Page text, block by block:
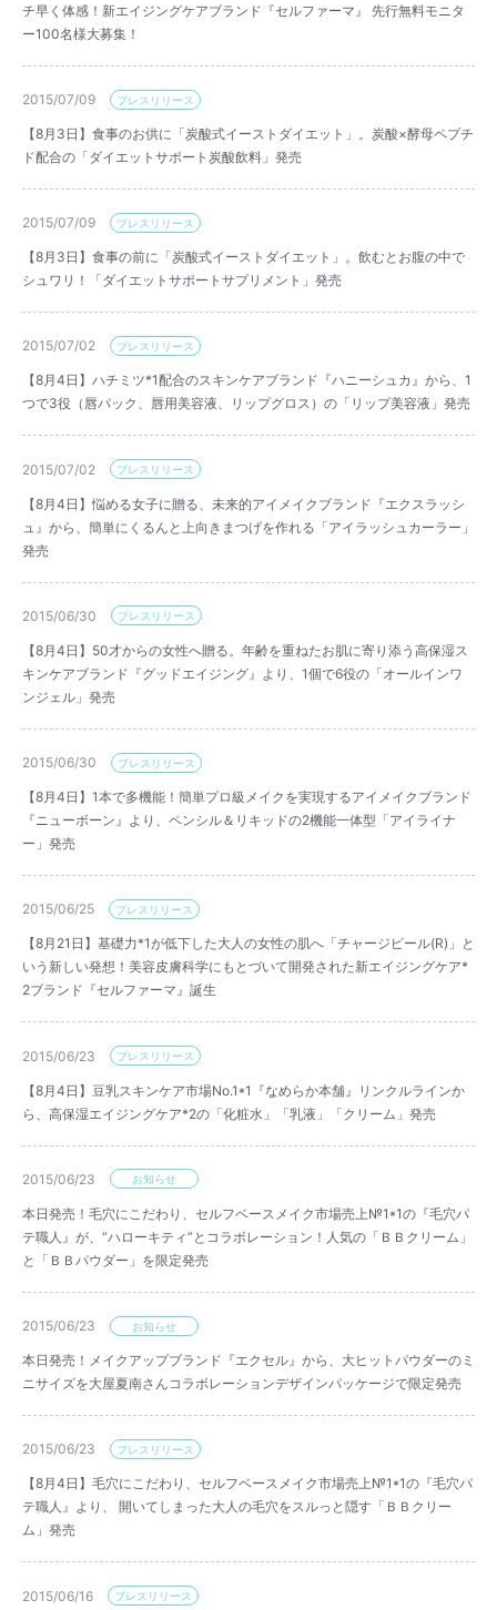
チ早く体感！新エイジングケアブランド『セルファーマ』 先行無料モニタ
ー100名様大募集！
2015/07/09 プレスリリース
【8月3日】食事のお供に「炭酸式イーストダイエット」。炭酸×酵母ペプチ
ド配合の「ダイエットサポート炭酸飲料」発売
2015/07/09 プレスリリース
【8月3日】食事の前に「炭酸式イーストダイエット」。飲むとお腹の中で
シュワリ！「ダイエットサポートサプリメント」発売
2015/07/02 プレスリリース
【8月4日】ハチミツ*1配合のスキンケアブランド『ハニーシュカ』から、1
つで3役（唇パック、唇用美容液、リップグロス）の「リップ美容液」発売
2015/07/02 プレスリリース
【8月4日】悩める女子に贈る、未来的アイメイクブランド『エクスラッシ
ュ』から、簡単にくるんと上向きまつげを作れる「アイラッシュカーラー」
発売
2015/06/30 プレスリリース
【8月4日】50才からの女性へ贈る。年齢を重ねたお肌に寄り添う高保湿ス
キンケアブランド『グッドエイジング』より、1個で6役の「オールインワ
ンジェル」発売
2015/06/30 プレスリリース
【8月4日】1本で多機能！簡単プロ級メイクを実現するアイメイクブランド
『ニューボーン』より、ペンシル＆リキッドの2機能一体型「アイライナ
ー」発売
2015/06/25 プレスリリース
【8月21日】基礎力*1が低下した大人の女性の肌へ「チャージピール(R)」と
いう新しい発想！美容皮膚科学にもとづいて開発された新エイジングケア*
2ブランド『セルファーマ』誕生
2015/06/23 プレスリリース
【8月4日】豆乳スキンケア市場No.1*1『なめらか本舗』リンクルラインか
ら、高保湿エイジングケア*2の「化粧水」「乳液」「クリーム」発売
2015/06/23 お知らせ
本日発売！毛穴にこだわり、セルフベースメイク市場売上№1*1の『毛穴パ
テ職人』が、“ハローキティ”とコラボレーション！人気の「ＢＢクリーム」
と「ＢＢパウダー」を限定発売
2015/06/23 お知らせ
本日発売！メイクアップブランド『エクセル』から、大ヒットパウダーのミ
ニサイズを大屋夏南さんコラボレーションデザインパッケージで限定発売
2015/06/23 プレスリリース
【8月4日】毛穴にこだわり、セルフベースメイク市場売上№1*1の『毛穴パ
テ職人』より、 開いてしまった大人の毛穴をスルっと隠す「ＢＢクリー
ム」発売
2015/06/16 プレスリリース